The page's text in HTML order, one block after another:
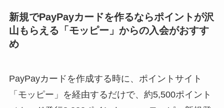
新規でPayPayカードを作るならポイントが沢
山もらえる「モッピー」からの入会がおすす
め
PayPayカードを作成する時に、ポイントサイト
「モッピー」を経由するだけで、約5,500ポイント